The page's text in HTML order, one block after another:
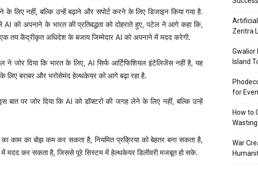
लिए नहीं, बल्कि उन्हें बढ़ाने और सपोर्ट करने के लिए डिजाइन किया गया है.
को अपनाने के भारत की प्रतिबद्धता को दोहराते हुए, पटेल ने आगे कहा कि,
तय केंद्रीकृत अधिदेश के बजाय जिम्मेदार AI को अपनाने में मदद करेगी.
ने जोर दिया कि भारत के लिए, AI सिर्फ आर्टिफिशियल इंटेलिजेंस नहीं है, यह
बराबर और भरोसेमंद हेल्थकेयर को आगे बढ़ा रहा है.
पर जोर दिया कि AI को डॉक्टरों की जगह लेने के लिए नहीं, बल्कि उन्हें
काम का बोझ कम कर सकता है, नियमित प्रक्रिया को बेहतर बना सकता है,
में मदद कर सकता है, जिससे पूरे सिस्टम में हेल्थकेयर डिलीवरी मजबूत हो सके.
Zentra
Gwalior
Island
for
How to
War